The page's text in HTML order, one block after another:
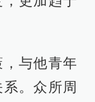
与他青年
。众所周